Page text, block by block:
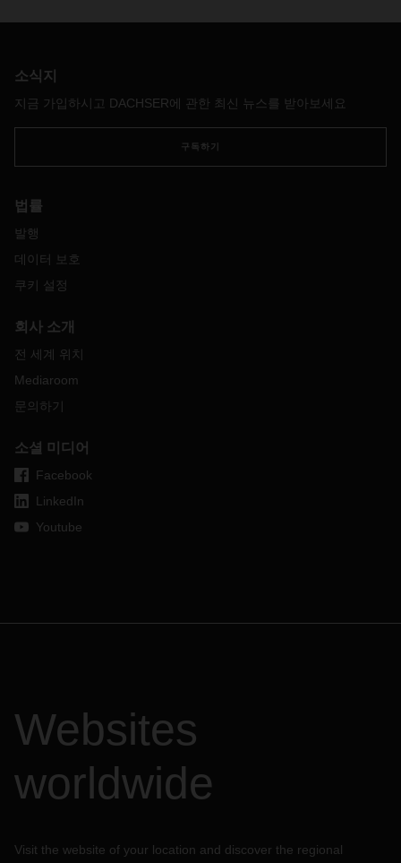
소식지
지금 가입하시고 DACHSER에 관한 최신 뉴스를 받아보세요
구독하기
법률
발행
데이터 보호
쿠키 설정
회사 소개
전 세계 위치
Mediaroom
문의하기
소셜 미디어
Facebook
LinkedIn
Youtube
Websites
worldwide
Visit the website of your location and discover the regional